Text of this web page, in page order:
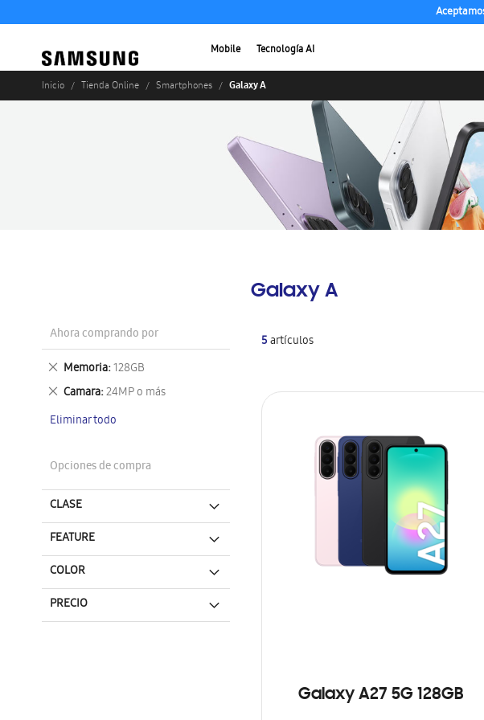
Mobile Tecnología AI
Inicio Tienda Online Smartphones Galaxy A
Galaxy A
5artículos
Galaxy A27 5G 128GB
Ahora comprando por
Memoria 128GB
Eliminar
este
artículo
Camara 24MP o más
Eliminar
artículo
Eliminar todo
Opciones de compra
CLASE
FEATURE
COLOR
PRECIO